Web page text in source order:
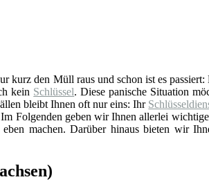
kurz den Müll raus und schon ist es
kein Schlüssel. Diese panische Situation
bleibt Ihnen oft nur eins: Ihr
Folgenden geben wir Ihnen allerlei
machen. Darüber hinaus bieten wir